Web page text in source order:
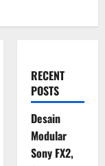
RECENT
POSTS
Desain
Modular
Sony FX2,